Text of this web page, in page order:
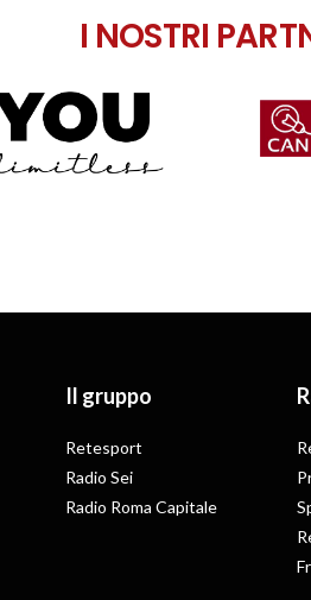
I NOSTRI
Il gruppo
Retesport
Radio Sei
Radio Roma Capitale